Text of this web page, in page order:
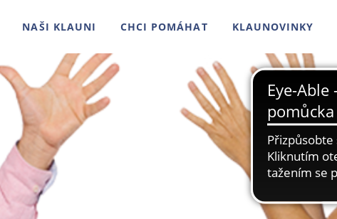
NAŠI KLAUNI CHCI POMÁHAT KLAUNOVINKY